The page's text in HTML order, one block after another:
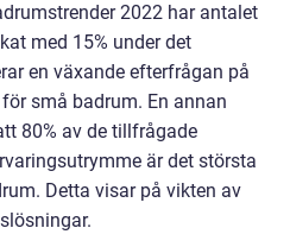
2022 har antalet
med 15% under det
en växande efterfrågan på
små badrum. En annan
80% av de tillfrågade
är det största
Detta visar på vikten av